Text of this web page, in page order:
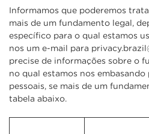
Informamos que poderemos
mais de um fundamento legal,
específico para o qual estamos
nos um e-mail para
precise de informações sobre o
no qual estamos nos
pessoais, se mais de um
tabela abaixo.